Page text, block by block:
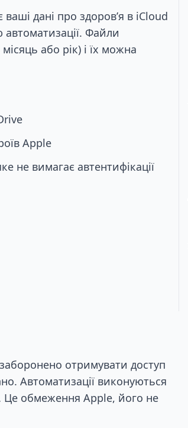
дані про здоров’я в iCloud
автоматизації. Файли
або рік) і їх можна
Apple
не вимагає автентифікації
отримувати доступ
Автоматизації виконуються
Це обмеження Apple, його не